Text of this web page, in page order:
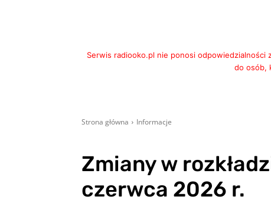
Serwis radiooko.pl nie ponosi
do osób,